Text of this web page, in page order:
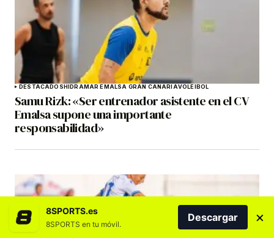
DESTACADOSHIDRAMAR EMALSA GRAN CANARIAVOLEIBOL
Samu Rizk: «Ser entrenador asistente en el CV
Emalsa supone una importante
responsabilidad»
8SPORTS.es
8SPORTS en tu móvil.
Descargar ×